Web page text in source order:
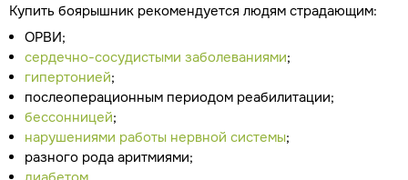
Купить боярышник рекомендуется людям страдающим:
ОРВИ;
сердечно-сосудистыми заболеваниями;
гипертонией;
послеоперационным периодом реабилитации;
бессонницей;
нарушениями работы нервной системы;
разного рода аритмиями;